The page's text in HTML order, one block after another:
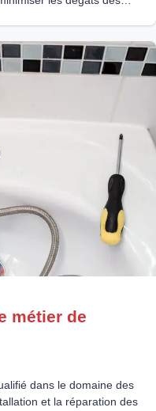
métier de
dans le domaine des
et la réparation des